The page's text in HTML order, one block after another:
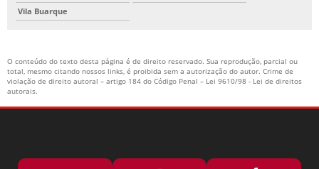
Vila Buarque
O conteúdo do texto desta página é de direito reservado. Sua reprodução, parcial ou
total, mesmo citando nossos links, é proibida sem a autorização do autor. Crime de
violação de direito autoral – artigo 184 do Código Penal – Lei 9610/98 - Lei de direitos
autorais.